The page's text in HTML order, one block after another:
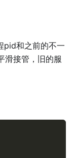
pid和之前的不一
滑接管，旧的服